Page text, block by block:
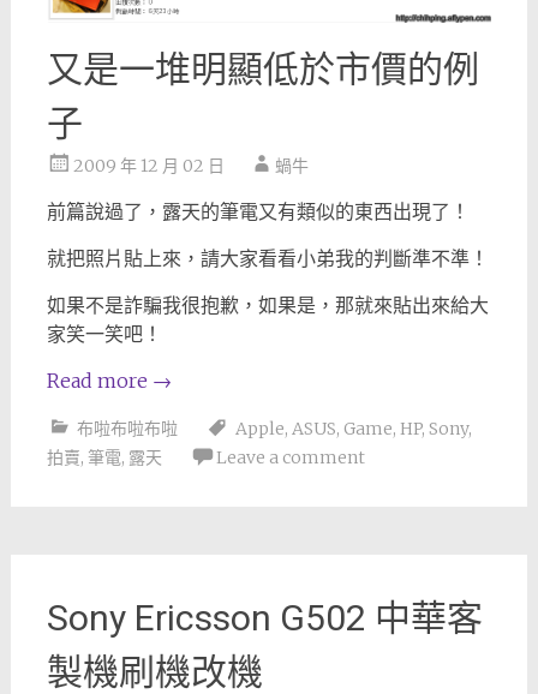
又是一堆明顯低於市價的例
子
2009 年 12 月 02 日 蝸牛
前篇說過了，露天的筆電又有類似的東西出現了！
就把照片貼上來，請大家看看小弟我的判斷準不準！
如果不是詐騙我很抱歉，如果是，那就來貼出來給大
家笑一笑吧！
Read more →
布啦布啦布啦 Apple, ASUS, Game, HP, Sony,
拍賣, 筆電, 露天 Leave a comment
Sony Ericsson G502 中華客
製機刷機改機